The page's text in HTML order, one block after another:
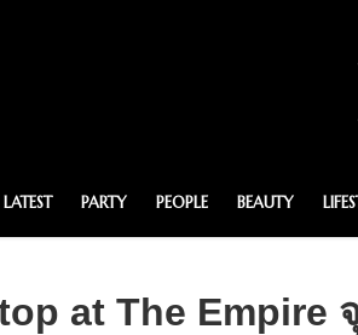
PARTY PEOPLE BEAUTY
at The